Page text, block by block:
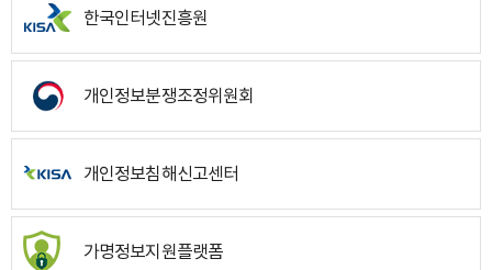
한국인터넷진흥원
개인정보분쟁조정위원회
개인정보침해신고센터
가명정보지원플랫폼